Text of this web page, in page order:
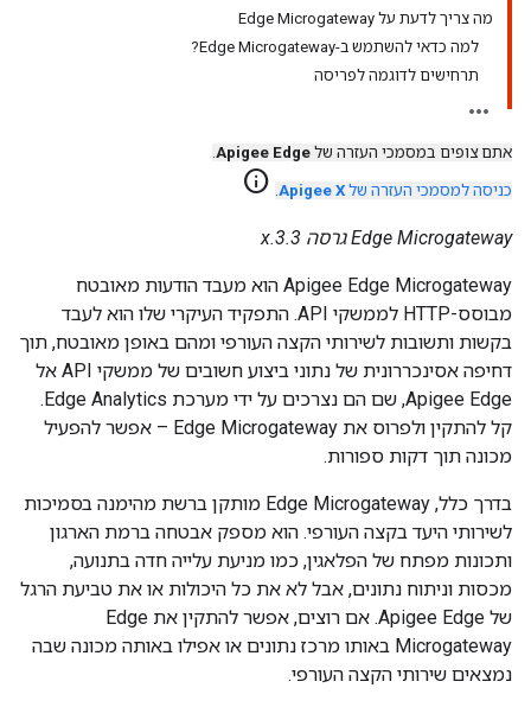
מה צריך לדעת על Edge Microgateway
למה כדאי להשתמש ב-Edge Microgateway?
תרחישים לדוגמה לפריסה
אתם צופים במסמכי העזרה של Apigee Edge
.
כניסה למסמכי העזרה של Apigee X
.
info
Edge Microgateway גרסה 3.3.x
‏Apigee Edge Microgateway הוא מעבד הודעות מאובטח
מבוסס-HTTP לממשקי API. התפקיד העיקרי שלו הוא לעבד
בקשות ותשובות לשירותי הקצה העורפי ומהם באופן מאובטח, תוך
דחיפה אסינכררונית של נתוני ביצוע חשובים של ממשקי API אל
Apigee Edge, שם הם נצרכים על ידי מערכת Edge Analytics.
קל להתקין ולפרוס את Edge Microgateway – אפשר להפעיל
מכונה תוך דקות ספורות.
בדרך כלל, Edge Microgateway מותקן ברשת מהימנה בסמיכות
לשירותי היעד בקצה העורפי. הוא מספק אבטחה ברמת הארגון
ותכונות מפתח של הפלאגין, כמו מניעת עלייה חדה בתנועה,
מכסות וניתוח נתונים, אבל לא את כל היכולות או את טביעת הרגל
של Apigee Edge. אם רוצים, אפשר להתקין את Edge
Microgateway באותו מרכז נתונים או אפילו באותה מכונה שבה
נמצאים שירותי הקצה העורפי.